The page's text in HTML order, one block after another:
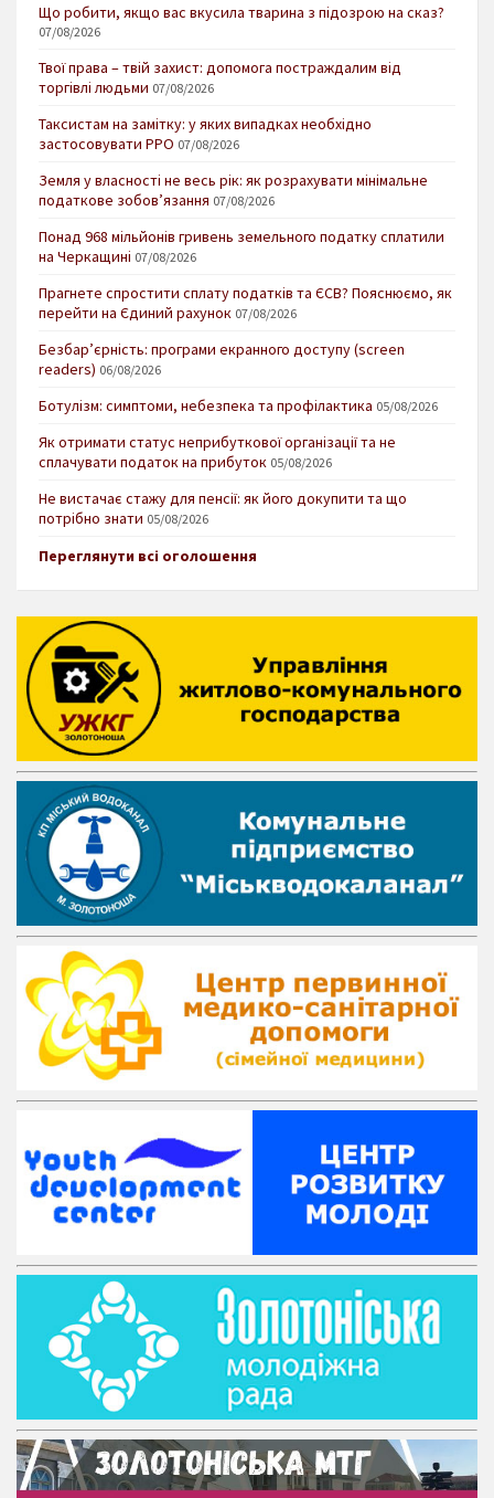
Що робити, якщо вас вкусила тварина з підозрою на сказ?
07/08/2026
Твої права – твій захист: допомога постраждалим від
торгівлі людьми 07/08/2026
Таксистам на замітку: у яких випадках необхідно
застосовувати РРО 07/08/2026
Земля у власності не весь рік: як розрахувати мінімальне
податкове зобов’язання 07/08/2026
Понад 968 мільйонів гривень земельного податку сплатили
на Черкащині 07/08/2026
Прагнете спростити сплату податків та ЄСВ? Пояснюємо, як
перейти на Єдиний рахунок 07/08/2026
Безбар’єрність: програми екранного доступу (screen
readers) 06/08/2026
Ботулізм: симптоми, небезпека та профілактика 05/08/2026
Як отримати статус неприбуткової організації та не
сплачувати податок на прибуток 05/08/2026
Не вистачає стажу для пенсії: як його докупити та що
потрібно знати 05/08/2026
Переглянути всі оголошення